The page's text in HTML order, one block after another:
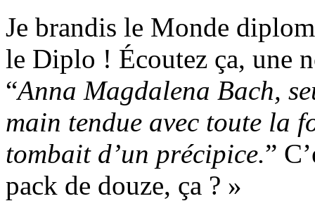
Je brandis le Monde
le Diplo ! Écoutez ça, une
“Anna Magdalena Bach,
main tendue avec toute la
tombait d’un précipice.”
pack de douze, ça ? »